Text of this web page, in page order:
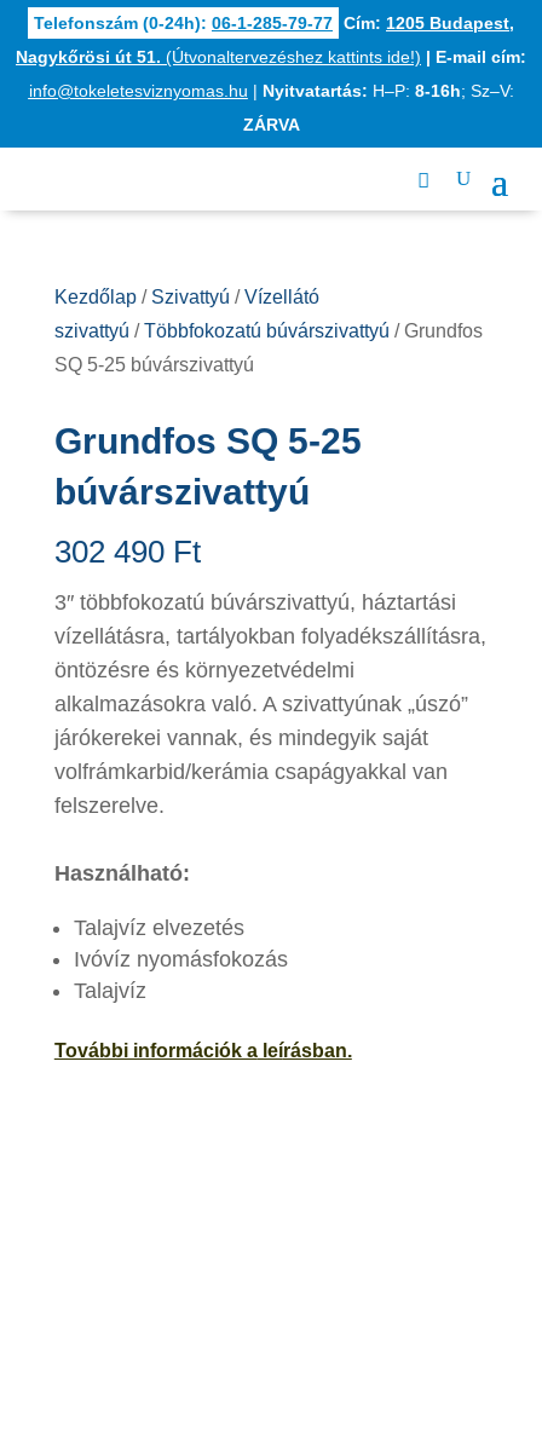
Telefonszám (0-24h): 06-1-285-79-77 Cím: 1205 Budapest,
Nagykőrösi út 51. (Útvonaltervezéshez kattints ide!) | E-mail cím:
info@tokeletesviznyomas.hu | Nyitvatartás: H–P: 8-16h; Sz–V:
ZÁRVA
Kezdőlap/ Szivattyú /Vízellátó
szivattyú /Többfokozatú búvárszivattyú / Grundfos
SQ 5-25 búvárszivattyú
Grundfos SQ 5-25
búvárszivattyú
302 490 Ft
3″ többfokozatú búvárszivattyú, háztartási
vízellátásra, tartályokban folyadékszállításra,
öntözésre és környezetvédelmi
alkalmazásokra való. A szivattyúnak „úszó”
járókerekei vannak, és mindegyik saját
volfrámkarbid/kerámia csapágyakkal van
felszerelve.
Használható:
Talajvíz elvezetés
Ivóvíz nyomásfokozás
Talajvíz
További információk aleírásban.